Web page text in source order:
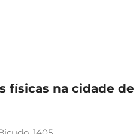
físicas na cidade de